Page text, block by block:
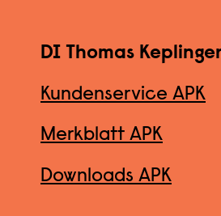
DI Thomas
Kundenservice APK
Merkblatt APK
Downloads APK